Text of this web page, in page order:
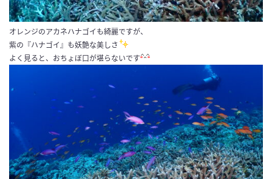
オレンジのアカネハナゴイも綺麗ですが、
紫の『ハナゴイ』も妖艶な美しさ
よく見ると、おちょぼ口が堪らないです